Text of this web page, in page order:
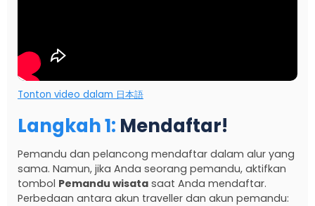
Tonton video dalam 日本語
Langkah 1: Mendaftar!
Pemandu dan pelancong mendaftar dalam alur yang
sama. Namun, jika Anda seorang pemandu, aktifkan
tombol Pemandu wisata saat Anda mendaftar.
Perbedaan antara akun traveller dan akun pemandu: